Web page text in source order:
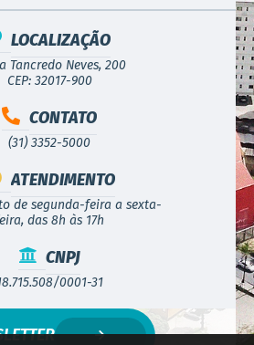
LOCALIZAÇÃO
Tancredo Neves, 200
CEP: 32017-900
CONTATO
(31) 3352-5000
ATENDIMENTO
de segunda-feira a sexta-
das 8h às 17h
CNPJ
0001-31